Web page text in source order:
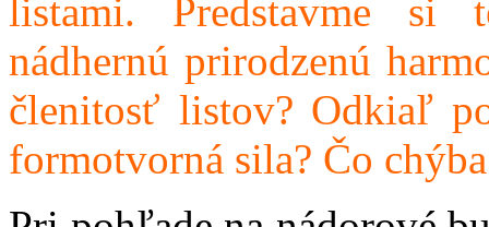
listami. Predstavme si
nádhernú prirodzenú
členitosť listov? Odkiaľ
formotvorná sila? Čo